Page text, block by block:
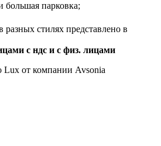
большая парковка;
разных стилях представлено в
с ндс и с физ. лицами